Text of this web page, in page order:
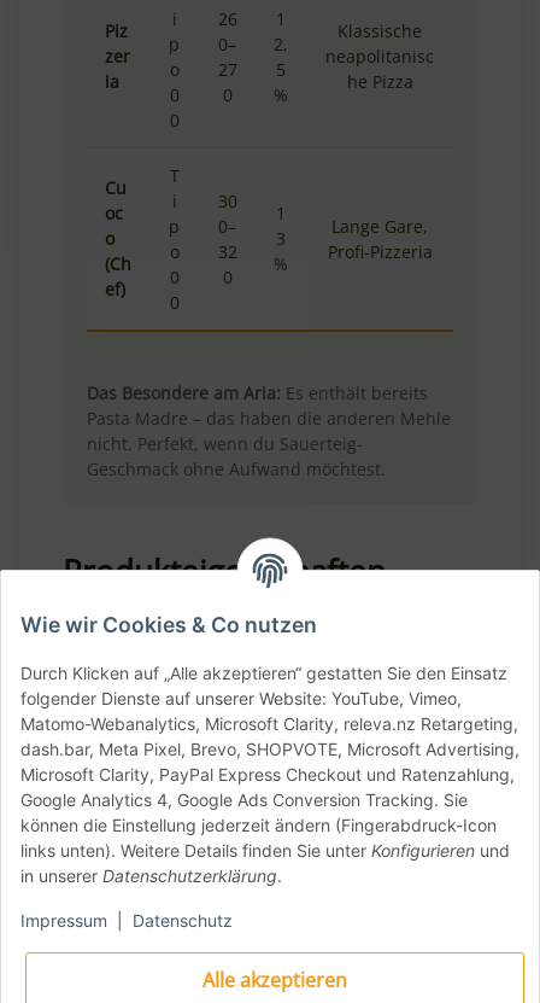
Alle akzeptieren
Wie wir Cookies & Co nutzen
Durch Klicken auf „Alle akzeptieren“ gestatten Sie den Einsatz
folgender Dienste auf unserer Website: YouTube, Vimeo,
Matomo-Webanalytics, Microsoft Clarity, releva.nz Retargeting,
dash.bar, Meta Pixel, Brevo, SHOPVOTE, Microsoft Advertising,
Microsoft Clarity, PayPal Express Checkout und Ratenzahlung,
Google Analytics 4, Google Ads Conversion Tracking. Sie
können die Einstellung jederzeit ändern (Fingerabdruck-Icon
links unten). Weitere Details finden Sie unter Konfigurieren und
in unserer Datenschutzerklärung.
Impressum Datenschutz
Piz
zer
ia
i
p
o
0
0
26
0–
27
0
1
2,
5
%
Klassische
neapolitanisc
he Pizza
Cu
oc
o
(Ch
ef)
T
i
p
o
0
0
30
0–
32
0
1
3
%
Lange Gare,
Profi-Pizzeria
Das Besondere am Aria: Es enthält bereits
Pasta Madre – das haben die anderen Mehle
nicht. Perfekt, wenn du Sauerteig-
Geschmack ohne Aufwand möchtest.
Produkteigenschaften
Inhalt: 1 kg
Mehltyp: Tipo 0
Protein: 13% (±0,5%)
Backstärke: W 300–320
Elastizität: P/L 0,50–0,60
Enthält Pasta Madre (getrockneter
Ideal für hohe Hydration (70–80%)
Haltbarkeit: 12 Monate